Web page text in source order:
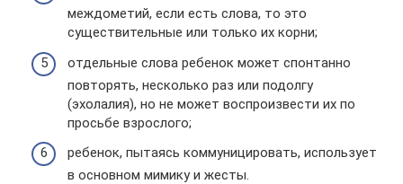
междометий, если есть слова, то это
существительные или только их корни;
отдельные слова ребенок может спонтанно
повторять, несколько раз или подолгу
(эхолалия), но не может воспроизвести их по
просьбе взрослого;
ребенок, пытаясь коммуницировать, использует
в основном мимику и жесты.